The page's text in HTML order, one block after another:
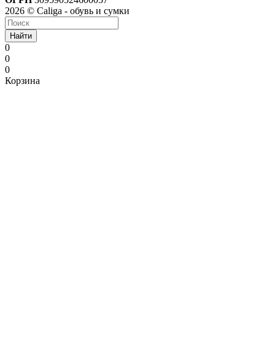
2026 © Caliga - обувь и сумки
Найти
0
0
0
Корзина